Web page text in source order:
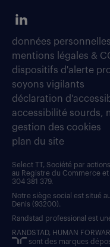
données personnelles
mentions légales &
dispositifs d'alerte
soyons vigilants
déclaration
accessibilité sourds,
gestion des cookies
plan du site
Select TT, Société par
au Registre du Commerce
304 381 379.
Notre siège social est situé
Denis (93200).
Randstad professional est
RANDSTAD, HUMAN
sont des marques